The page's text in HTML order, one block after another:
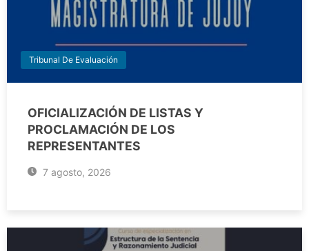
Tribunal De Evaluación
OFICIALIZACIÓN DE LISTAS Y
PROCLAMACIÓN DE LOS
REPRESENTANTES
7 agosto, 2026